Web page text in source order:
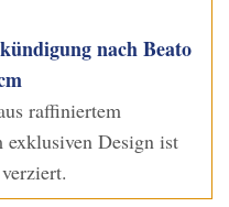
nach Beato
raffiniertem
exklusiven Design ist